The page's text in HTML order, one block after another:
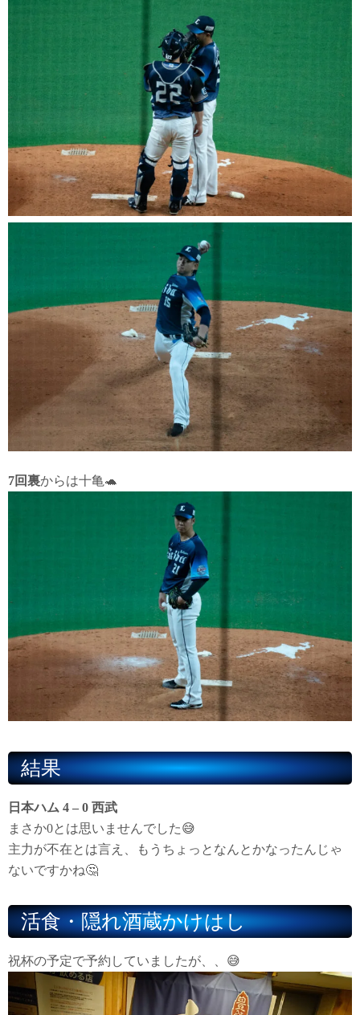
7回裏からは十亀🐢
結果
日本ハム 4 – 0 西武
まさか0とは思いませんでした😅
主力が不在とは言え、もうちょっとなんとかなったんじゃ
ないですかね🤔
活食・隠れ酒蔵かけはし
祝杯の予定で予約していましたが、、😅